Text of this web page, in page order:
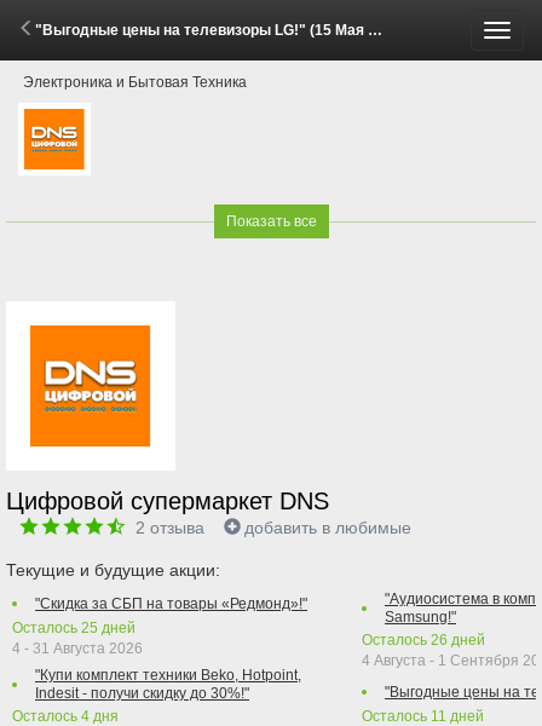
"Выгодные цены на телевизоры LG!" (15 Мая - 22 Июня 2026)
Электроника и Бытовая Техника
Показать все
Цифровой супермаркет DNS
2 отзыва добавить в любимые
Текущие и будущие акции:
"Скидка за СБП на товары «Редмонд»!"
Осталось 25 дней
4 - 31 Августа 2026
"Купи комплект техники Beko, Hotpoint,
Indesit - получи скидку до 30%!"
Осталось 4 дня
"Аудиосистема в
Samsung!"
Осталось 26 дней
4 Августа - 1 Сентября
"Выгодные цены на
Осталось 11 дней